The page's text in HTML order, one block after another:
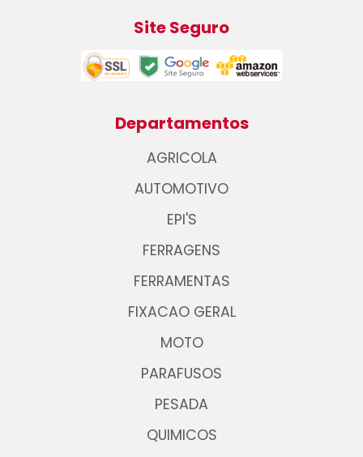
Site Seguro
Departamentos
AGRICOLA
AUTOMOTIVO
EPI'S
FERRAGENS
FERRAMENTAS
FIXACAO GERAL
MOTO
PARAFUSOS
PESADA
QUIMICOS